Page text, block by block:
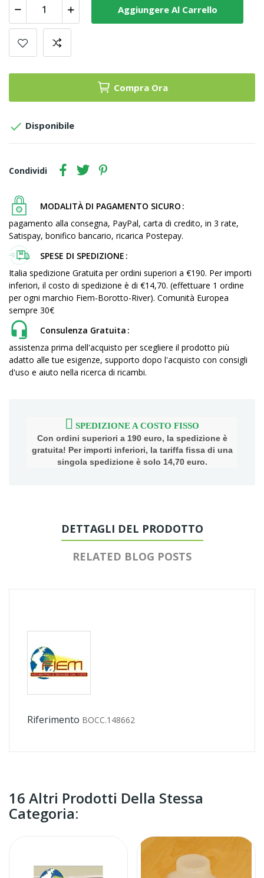
Aggiungere Al Carrello
Compra Ora
 Disponibile
Condividi
MODALITÀ DI PAGAMENTO SICURO
pagamento alla consegna, PayPal, carta di credito, in 3 rate,
Satispay, bonifico bancario, ricarica Postepay.
SPESE DI SPEDIZIONE
Italia spedizione Gratuita per ordini superiori a €190. Per importi
inferiori, il costo di spedizione è di €14,70. (effettuare 1 ordine
per ogni marchio Fiem-Borotto-River). Comunità Europea
sempre 30€
Consulenza Gratuita
assistenza prima dell'acquisto per scegliere il prodotto più
adatto alle tue esigenze, supporto dopo l'acquisto con consigli
d'uso e aiuto nella ricerca di ricambi.
SPEDIZIONE A COSTO FISSO
Con ordini superiori a 190 euro, la spedizione è
gratuita! Per importi inferiori, la tariffa fissa di una
singola spedizione è solo 14,70 euro.
DETTAGLI DEL PRODOTTO
RELATED BLOG POSTS
Riferimento BOCC.148662
16 Altri Prodotti Della Stessa
Categoria: